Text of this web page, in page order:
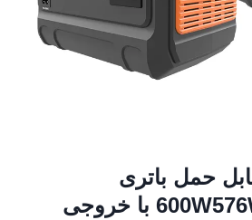
حمل باتری
600W576Wh LiFePO4 با خروجی